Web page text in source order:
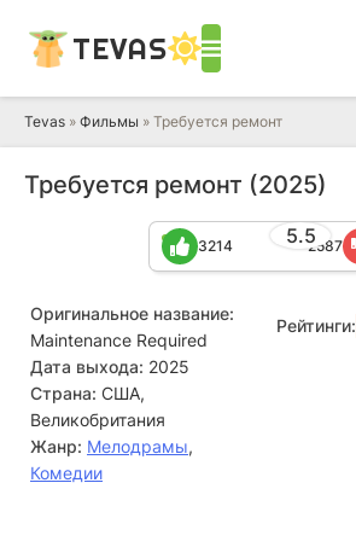
TEVAS
Tevas » Фильмы » Требуется ремонт
Требуется ремонт (2025)
5.5
3214 2587
Оригинальное название:
Maintenance Required
Дата выхода: 2025
Страна: США,
Великобритания
Жанр: Мелодрамы,
Комедии
Рейтинги: